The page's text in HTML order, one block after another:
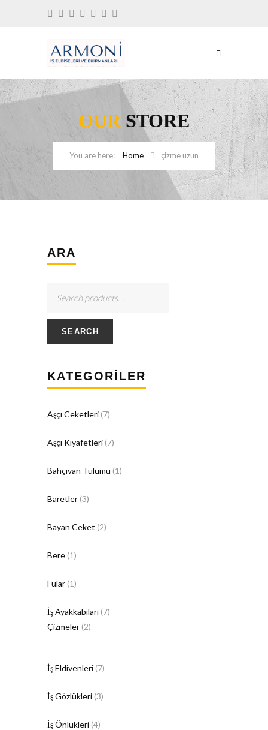
OUR STORE
Home çizme uzun
ARA
SEARCH
KATEGORILER
Aşçı Ceketleri (7)
Aşçı Kıyafetleri (7)
Bahçıvan Tulumu (1)
Baretler (3)
Bayan Ceket (2)
Bere (1)
Fular (1)
İş Ayakkabıları (7)
Çizmeler (2)
İş Eldivenleri (7)
İş Gözlükleri (3)
İş Önlükleri (4)